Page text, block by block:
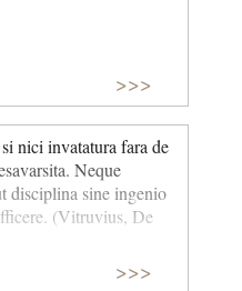
>>>
nici invatatura fara de
Neque
disci­plina sine ingenio
(Vitruvius, De
>>>